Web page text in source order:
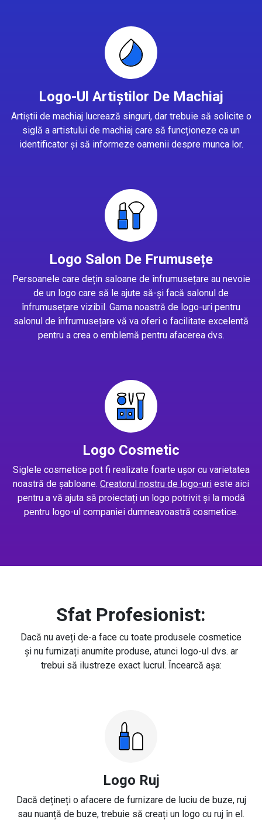
Logo-Ul Artiștilor De Machiaj
Artiștii de machiaj lucrează singuri, dar trebuie să solicite o
siglă a artistului de machiaj care să funcționeze ca un
identificator și să informeze oamenii despre munca lor.
Logo Salon De Frumusețe
Persoanele care dețin saloane de înfrumusețare au nevoie
de un logo care să le ajute să-și facă salonul de
înfrumusețare vizibil. Gama noastră de logo-uri pentru
salonul de înfrumusețare vă va oferi o facilitate excelentă
pentru a crea o emblemă pentru afacerea dvs.
Logo Cosmetic
Siglele cosmetice pot fi realizate foarte ușor cu varietatea
noastră de șabloane. Creatorul nostru de logo-uri este aici
pentru a vă ajuta să proiectați un logo potrivit și la modă
pentru logo-ul companiei dumneavoastră cosmetice.
Sfat Profesionist:
Dacă nu aveți de-a face cu toate produsele cosmetice
și nu furnizați anumite produse, atunci logo-ul dvs. ar
trebui să ilustreze exact lucrul. Încearcă așa:
Logo Ruj
Dacă dețineți o afacere de furnizare de luciu de buze, ruj
sau nuanță de buze, trebuie să creați un logo cu ruj în el.